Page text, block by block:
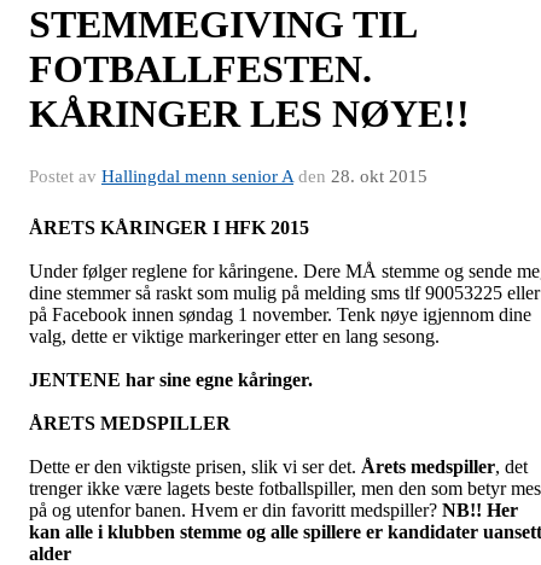
STEMMEGIVING TIL
FOTBALLFESTEN.
KÅRINGER LES NØYE!!
Postet av Hallingdal menn senior A den 28. okt 2015
ÅRETS KÅRINGER I HFK 2015
Under følger reglene for kåringene. Dere MÅ stemme og sende
dine stemmer så raskt som mulig på melding sms tlf 90053225 eller
på Facebook innen søndag 1 november. Tenk nøye igjennom dine
valg, dette er viktige markeringer etter en lang sesong.
JENTENE har sine egne kåringer.
ÅRETS MEDSPILLER
Dette er den viktigste prisen, slik vi ser det. Årets medspiller, det
trenger ikke være lagets beste fotballspiller, men den som betyr
på og utenfor banen. Hvem er din favoritt medspiller? NB!! Her
kan alle i klubben stemme og alle spillere er kandidater uansett
alder